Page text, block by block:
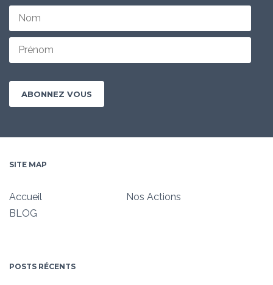
SITE MAP
Accueil
Nos Actions
BLOG
POSTS RÉCENTS